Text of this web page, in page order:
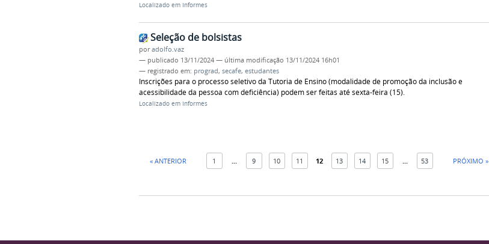
Localizado em Informes
Seleção de bolsistas
poradolfo.vaz
— publicado 13/11/2024 — última modificação 13/11/2024 16h01
— registrado em: prograd, secafe, estudantes
Inscrições para o processo seletivo da Tutoria de Ensino (modalidade de promoção da inclusão e
acessibilidade da pessoa com deficiência) podem ser feitas até sexta-feira (15).
Localizado em Informes
« ANTERIOR 1 9 10 11 12 13 14 15 53 PRÓXIMO »